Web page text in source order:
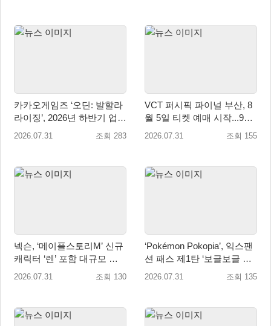
카카오게임즈 ‘오딘: 발할라
라이징’, 2026년 하반기 업데
이트 미리보기 공개
2026.07.31 조회 283
VCT 퍼시픽 파이널 부산, 8
월 5일 티켓 예매 시작...9월
4일 사직실내체육관서 개최
2026.07.31 조회 155
넥슨, ‘메이플스토리M’ 신규
캐릭터 ‘렌’ 포함 대규모 업
데이트 적용
2026.07.31 조회 130
‘Pokémon Pokopia’, 익스팬
션 패스 제1탄 ‘보글보글 해
저 마을’ 오는 8월 5일 배포
2026.07.31 조회 135